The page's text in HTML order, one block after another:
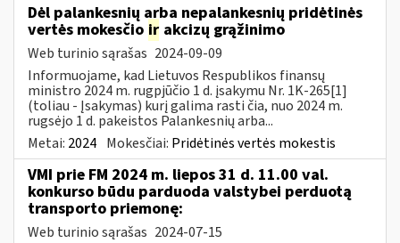
Dėl palankesnių arba nepalankesnių pridėtinės
vertės mokesčio ir akcizų grąžinimo
Web turinio sąrašas 2024-09-09
Informuojame, kad Lietuvos Respublikos finansų
ministro 2024 m. rugpjūčio 1 d. įsakymu Nr. 1K-265[1]
(toliau - Įsakymas) kurį galima rasti čia, nuo 2024 m.
rugsėjo 1 d. pakeistos Palankesnių arba...
Metai: 2024 Mokesčiai: Pridėtinės vertės mokestis
VMI prie FM 2024 m. liepos 31 d. 11.00 val.
konkurso būdu parduoda valstybei perduotą
transporto priemonę:
Web turinio sąrašas 2024-07-15